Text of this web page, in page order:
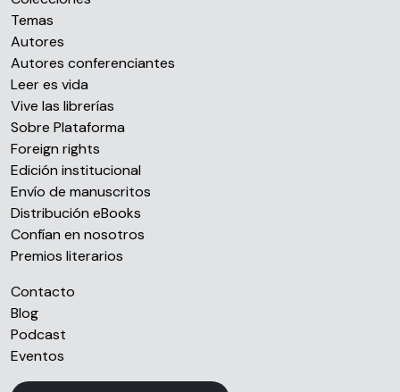
Temas
Autores
Autores conferenciantes
Leer es vida
Vive las librerías
Sobre Plataforma
Foreign rights
Edición institucional
Envío de manuscritos
Distribución eBooks
Confían en nosotros
Premios literarios
Contacto
Blog
Podcast
Eventos